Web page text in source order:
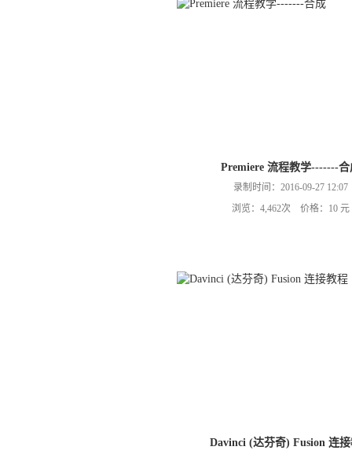
Premiere 流程教学-------合
录制时间：2016-09-27 12:07
浏览：4,462次 价格：10 元
Davinci (达芬奇) Fusion 连